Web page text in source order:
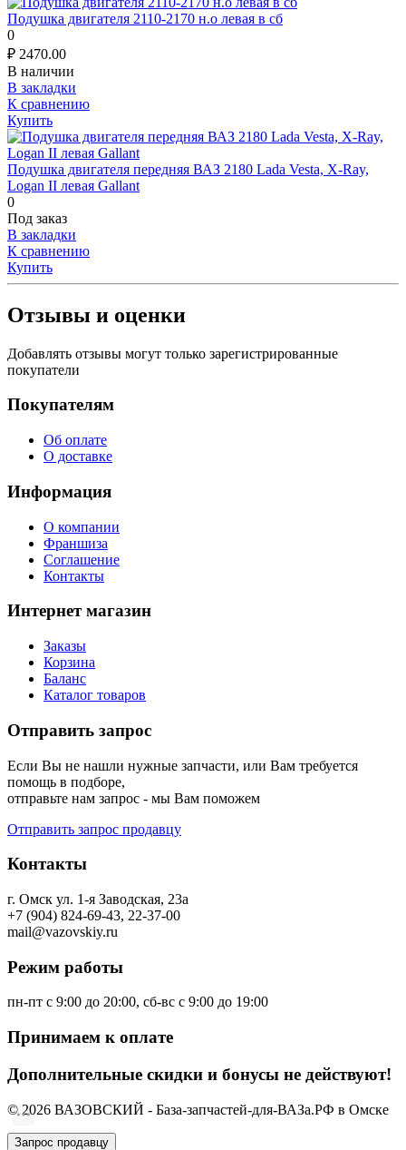
Подушка двигателя 2110-2170 н.о левая в сб
0
₽ 2470.00
В наличии
В закладки
К сравнению
Купить
Подушка двигателя передняя ВАЗ 2180 Lada Vesta, X-Ray,
Logan II левая Gallant
0
Под заказ
В закладки
К сравнению
Купить
Отзывы и оценки
Добавлять отзывы могут только зарегистрированные
покупатели
Покупателям
Об оплате
О доставке
Информация
О компании
Франшиза
Соглашение
Контакты
Интернет магазин
Заказы
Корзина
Баланс
Каталог товаров
Отправить запрос
Если Вы не нашли нужные запчасти, или Вам требуется
помощь в подборе,
отправьте нам запрос - мы Вам поможем
Отправить запрос продавцу
Контакты
г. Омск ул. 1-я Заводская, 23а
+7 (904) 824-69-43, 22-37-00
mail@vazovskiy.ru
Режим работы
пн-пт с 9:00 до 20:00, сб-вс с 9:00 до 19:00
Принимаем к оплате
Дополнительные скидки и бонусы не действуют!
© 2026 ВАЗОВСКИЙ - База-запчастей-для-ВАЗа.РФ в Омске
Запрос продавцу